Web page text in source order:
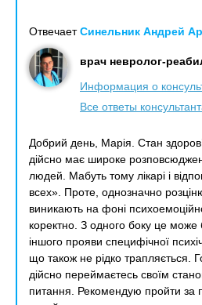
ОтвечаетСинельник Андрей
врач невролог-
Информация о
Все ответы
Добрий день, Марія. Стан
дійсно має широке
людей. Мабуть тому лікарі і
всех». Проте, однозначно
виникають на фоні
коректно. З одного боку це
іншого прояви специфічної
що також не рідко трапляється.
дійсно переймаєтесь своїм
питання. Рекомендую пройти за